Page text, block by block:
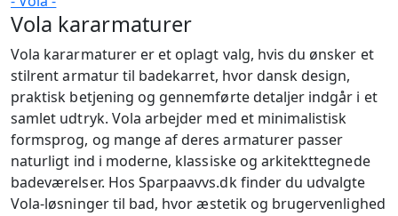
Vola kararmaturer
Vola kararmaturer er et oplagt valg, hvis du ønsker et
stilrent armatur til badekarret, hvor dansk design,
praktisk betjening og gennemførte detaljer indgår i et
samlet udtryk. Vola arbejder med et minimalistisk
formsprog, og mange af deres armaturer passer
naturligt ind i moderne, klassiske og arkitekttegnede
badeværelser. Hos Sparpaavvs.dk finder du udvalgte
Vola-løsninger til bad, hvor æstetik og brugervenlighed